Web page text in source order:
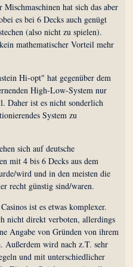
Mischmaschinen hat sich das aber
es bei 6 Decks auch genügt
(also nicht zu spielen).
mathematischer Vorteil mehr
Hi-opt" hat gegenüber dem
High-Low-System nur
Daher ist es nicht sonderlich
System zu
sich auf deutsche
mit 4 bis 6 Decks aus dem
wird und in den meisten die
recht günstig sind/waren.
ist es etwas komplexer.
nicht direkt verboten, allerdings
Angabe von Gründen von ihrem
Außerdem wird nach z.T. sehr
und mit unterschiedlicher